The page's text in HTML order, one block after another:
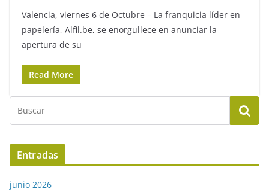
Valencia, viernes 6 de Octubre – La franquicia líder en
papelería, Alfil.be, se enorgullece en anunciar la
apertura de su
Read More
Entradas
junio 2026